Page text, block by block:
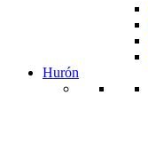
Hurón